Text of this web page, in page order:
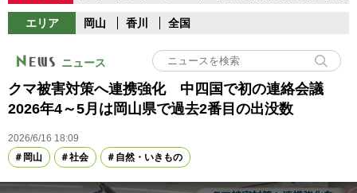
エリア 岡山 香川 全国
ニュース
クマ被害対策へ連携強化 中四国で初の連絡会議
2026年4～5月は岡山県で過去2番目の出没数
2026/6/16 18:09
岡山
社会 自然・いきもの